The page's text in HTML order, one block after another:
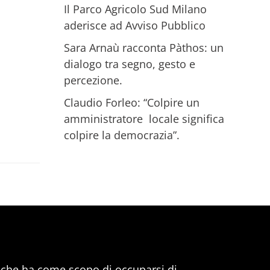
Il Parco Agricolo Sud Milano
aderisce ad Avviso Pubblico
Sara Arnaù racconta Pàthos: un
dialogo tra segno, gesto e
percezione.
Claudio Forleo: “Colpire un
amministratore locale significa
colpire la democrazia”.